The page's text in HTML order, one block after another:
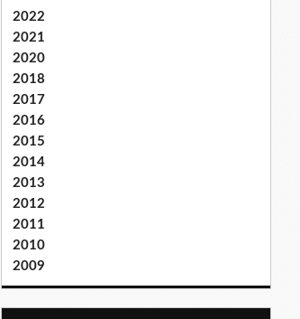
2022
2021
2020
2018
2017
2016
2015
2014
2013
2012
2011
2010
2009